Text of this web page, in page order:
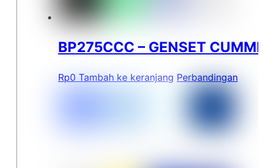
BP275CCC – GENSET
Rp0 Tambah ke keranjang Perbandingan